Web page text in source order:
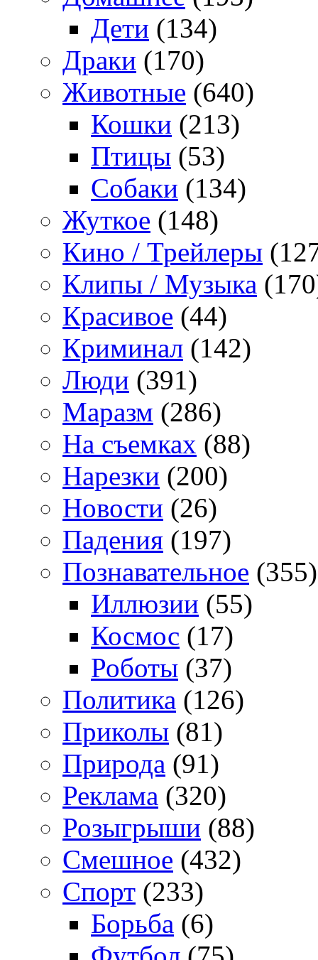
Дети (134)
Драки (170)
Животные (640)
Кошки (213)
Птицы (53)
Собаки (134)
Жуткое (148)
Кино / Трейлеры
Клипы / Музыка
Красивое (44)
Криминал (142)
Люди (391)
Маразм (286)
На съемках (88)
Нарезки (200)
Новости (26)
Падения (197)
Познавательное (355)
Иллюзии (55)
Космос (17)
Роботы (37)
Политика (126)
Приколы (81)
Природа (91)
Реклама (320)
Розыгрыши (88)
Смешное (432)
Спорт (233)
Борьба (6)